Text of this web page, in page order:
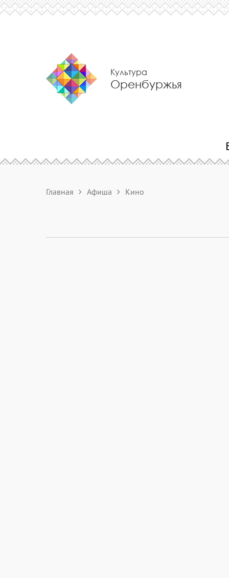
Культура
Оренбуржья
Главная Афиша Кино